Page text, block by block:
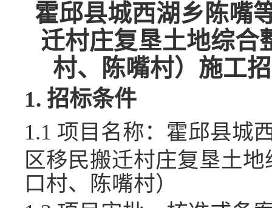
霍邱县城西湖乡陈嘴
迁村庄复垦土地综合
村、陈嘴村） 施工
1. 招标条件
1.1 项目名称： 霍邱县城
区移民搬迁村庄复垦土
口村、陈嘴村）